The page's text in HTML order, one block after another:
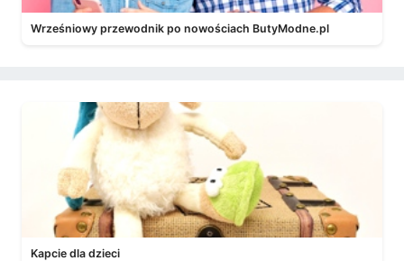
Wrześniowy przewodnik po nowościach ButyModne.pl
Kapcie dla dzieci